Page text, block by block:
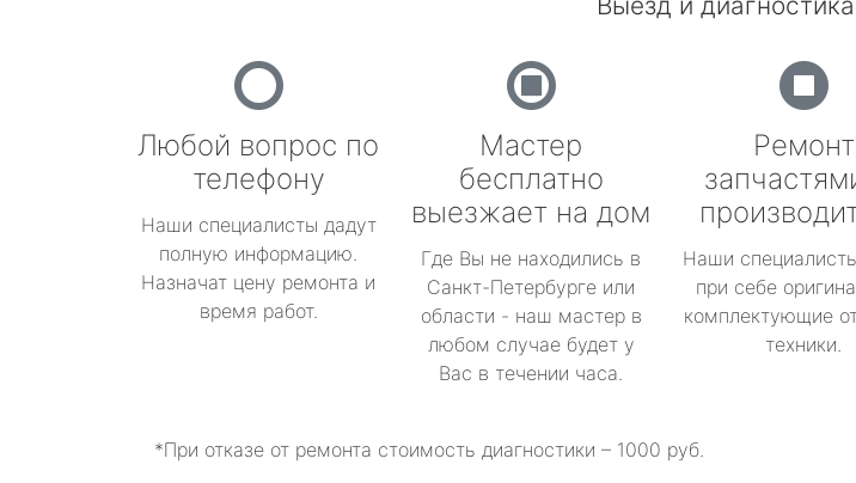
Любой вопрос по
телефону
Наши специалисты дадут
полную информацию.
Назначат цену ремонта и
время работ.
Мастер
бесплатно
выезжает на дом
Где Вы не находились в
Санкт-Петербурге или
области - наш мастер в
любом случае будет у
Вас в течении часа.
Ремонт
Наши
при себе
комплектующие
техники.
*При отказе от ремонта стоимость диагностики – 1000 руб.